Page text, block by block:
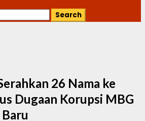
26 Nama ke
Dugaan Korupsi MBG